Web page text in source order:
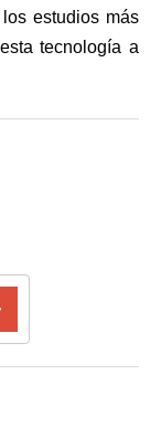
estudios más
tecnología a